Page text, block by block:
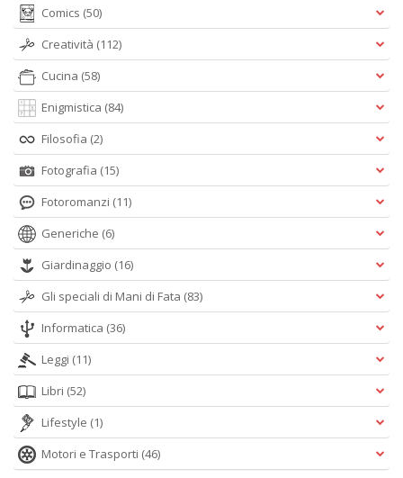
Comics (50)
Creatività (112)
Cucina (58)
Enigmistica (84)
Filosofia (2)
Fotografia (15)
Fotoromanzi (11)
Generiche (6)
Giardinaggio (16)
Gli speciali di Mani di Fata (83)
Informatica (36)
Leggi (11)
Libri (52)
Lifestyle (1)
Motori e Trasporti (46)